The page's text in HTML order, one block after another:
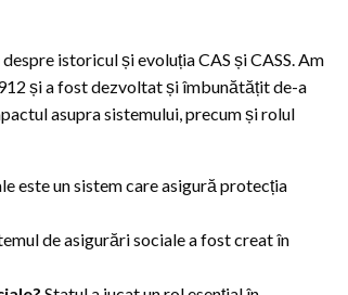
istoricul și evoluția CAS și CASS. Am
și a fost dezvoltat și îmbunătățit de-a
asupra sistemului, precum și rolul
este un sistem care asigură protecția
de asigurări sociale a fost creat în